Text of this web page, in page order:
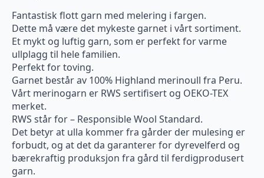
Fantastisk flott garn med melering i fargen.
Dette må være det mykeste garnet i vårt sortiment.
Et mykt og luftig garn, som er perfekt for varme
ullplagg til hele familien.
Perfekt for toving.
Garnet består av 100% Highland merinoull fra Peru.
Vårt merinogarn er RWS sertifisert og OEKO-TEX
merket.
RWS står for – Responsible Wool Standard.
Det betyr at ulla kommer fra gårder der mulesing er
forbudt, og at det da garanterer for dyrevelferd og
bærekraftig produksjon fra gård til ferdigprodusert
garn.